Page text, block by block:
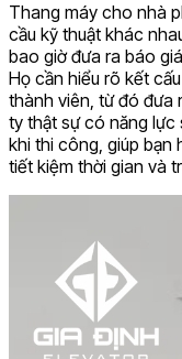
Thang máy cho nhà
cầu kỹ thuật khác
bao giờ đưa ra báo
Họ cần hiểu rõ kết
thành viên, từ đó đưa
ty thật sự có năng lực
khi thi công, giúp bạn
tiết kiệm thời gian và